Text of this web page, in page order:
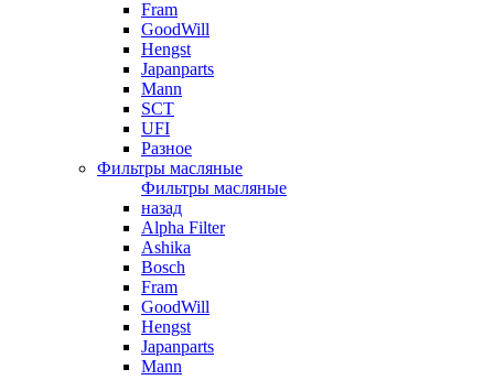
Fram
GoodWill
Hengst
Japanparts
Mann
SCT
UFI
Разное
Фильтры масляные
Фильтры масляные
назад
Alpha Filter
Ashika
Bosch
Fram
GoodWill
Hengst
Japanparts
Mann